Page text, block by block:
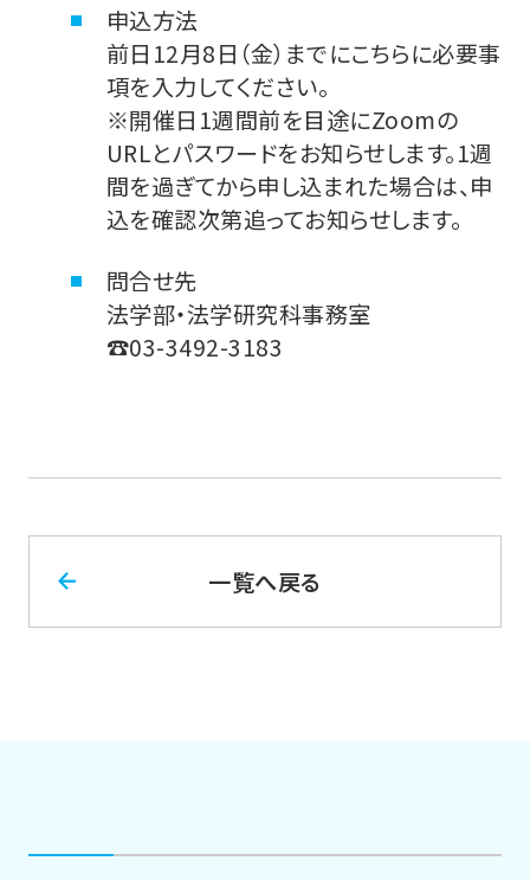
申込方法
前日12月8日（金）までにこちらに必要事
項を入力してください。
※開催日1週間前を目途にZoomの
URLとパスワードをお知らせします。1週
間を過ぎてから申し込まれた場合は、申
込を確認次第追ってお知らせします。
問合せ先
法学部・法学研究科事務室
☎03-3492-3183
一覧へ戻る